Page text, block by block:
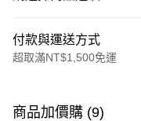
付款與運送方式
超取滿NT$1,500免運
信用卡一次付款
商品加價購 (9)